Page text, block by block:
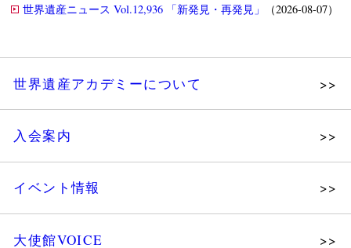
世界遺産ニュース Vol.12,936 「新発見・再発見」
（2026-08-07）
世界遺産アカデミーについて
組織図・役員
入会案内
イベント情報
大使館VOICE